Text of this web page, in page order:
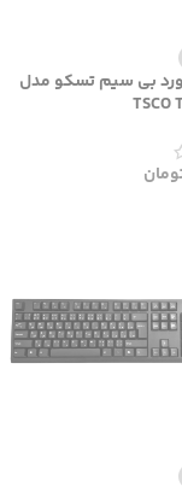
بی سیم تسکو مدل
TSCO